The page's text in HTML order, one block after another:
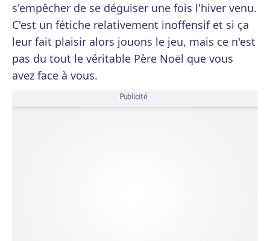
s'empêcher de se déguiser une fois l'hiver venu.
C'est un fétiche relativement inoffensif et si ça
leur fait plaisir alors jouons le jeu, mais ce n'est
pas du tout le véritable Père Noël que vous
avez face à vous.
Publicité